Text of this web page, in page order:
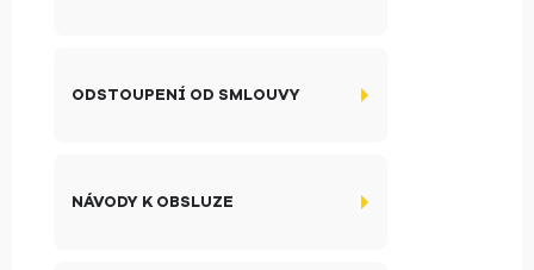
ODSTOUPENÍ OD SMLOUVY
NÁVODY K OBSLUZE